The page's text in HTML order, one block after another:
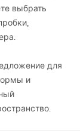
выбрать
для
и